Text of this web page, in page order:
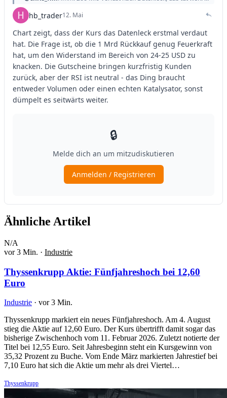
Ähnliche Artikel
N/A
vor 3 Min. · Industrie
Thyssenkrupp Aktie: Fünfjahreshoch bei 12,60
Euro
Industrie · vor 3 Min.
Thyssenkrupp markiert ein neues Fünfjahreshoch. Am 4. August
stieg die Aktie auf 12,60 Euro. Der Kurs übertrifft damit sogar das
bisherige Zwischenhoch vom 11. Februar 2026. Zuletzt notierte der
Titel bei 12,55 Euro. Seit Jahresbeginn steht ein Kursgewinn von
35,32 Prozent zu Buche. Vom Ende März markierten Jahrestief bei
7,10 Euro hat sich die Aktie um mehr als drei Viertel…
Thyssenkrupp